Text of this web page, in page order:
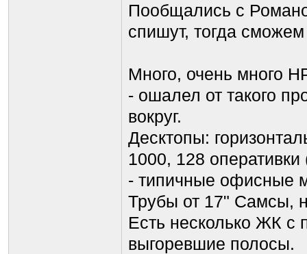
Пообщались с
спишут, тогда сможем
Много, очень много
- ошалел от такого
вокруг.
Десктопы:
1000, 128
- типичные офисные
Трубы от 17" Самсы,
Есть несколько ЖК с
выгоревшие полосы.